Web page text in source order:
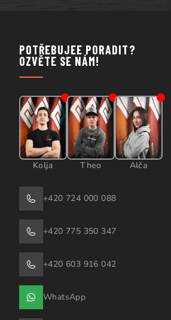
POTŘEBUJEE PORADIT?
OZVĚTE SE NÁM!
Kolja Theo Alča
+420 724 000 088
+420 775 350 347
+420 603 916 042
WhatsApp